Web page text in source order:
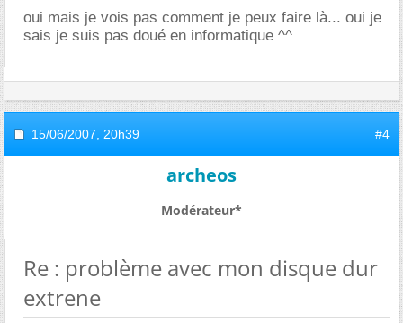
oui mais je vois pas comment je peux faire là... oui je
sais je suis pas doué en informatique ^^
15/06/2007, 20h39 #4
archeos
Modérateur*
Re : problème avec mon disque dur
extrene